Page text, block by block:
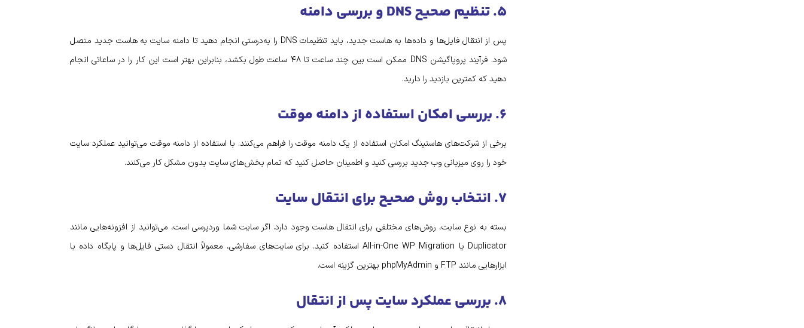
۵. تنظیم صحیح DNS و بررسی دامنه
پس از انتقال فایل‌ها و داده‌ها به هاست جدید، باید تنظیمات DNS را به‌درستی انجام دهید تا دامنه سایت به هاست جدید متصل
شود. فرآیند پروپاگیشن DNS ممکن است بین چند ساعت تا ۴۸ ساعت طول بکشد، بنابراین بهتر است این کار را در ساعاتی انجام
دهید که کمترین بازدید را دارید.
۶. بررسی امکان استفاده از دامنه موقت
برخی از شرکت‌های هاستینگ امکان استفاده از یک دامنه موقت را فراهم می‌کنند. با استفاده از دامنه موقت می‌توانید عملکرد سایت
خود را روی میزبانی وب جدید بررسی کنید و اطمینان حاصل کنید که تمام بخش‌های سایت بدون مشکل کار می‌کنند.
۷. انتخاب روش صحیح برای انتقال سایت
بسته به نوع سایت، روش‌های مختلفی برای انتقال هاست وجود دارد. اگر سایت شما وردپرسی است، می‌توانید از افزونه‌هایی مانند
Duplicator یا All-in-One WP Migration استفاده کنید. برای سایت‌های سفارشی، معمولاً انتقال دستی فایل‌ها و پایگاه داده با
ابزارهایی مانند FTP و phpMyAdmin بهترین گزینه است.
۸. بررسی عملکرد سایت پس از انتقال